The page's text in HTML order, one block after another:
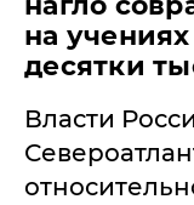
на
десятки
​Власти